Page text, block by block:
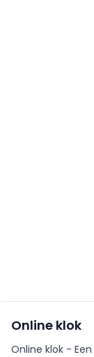
Online klok
Online klok -